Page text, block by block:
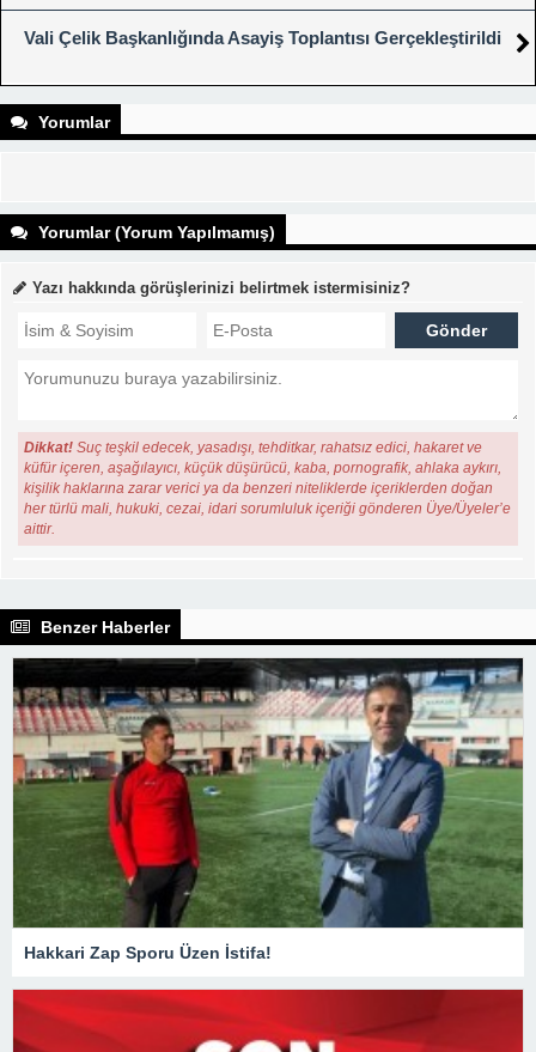
Vali Çelik Başkanlığında Asayiş Toplantısı Gerçekleştirildi
Yorumlar
Yorumlar (Yorum Yapılmamış)
Yazı hakkında görüşlerinizi belirtmek istermisiniz?
Dikkat! Suç teşkil edecek, yasadışı, tehditkar, rahatsız edici, hakaret ve
küfür içeren, aşağılayıcı, küçük düşürücü, kaba, pornografik, ahlaka aykırı,
kişilik haklarına zarar verici ya da benzeri niteliklerde içeriklerden doğan
her türlü mali, hukuki, cezai, idari sorumluluk içeriği gönderen Üye/Üyeler’e
aittir.
Benzer Haberler
Hakkari Zap Sporu Üzen İstifa!